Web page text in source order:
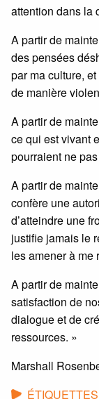
attention dans la
A partir de
des pensées
par ma culture,
de manière
A partir de
ce qui est vivant
pourraient ne
A partir de
confère une
d’atteindre une
justifie jamais le
les amener à me
A partir de
satisfaction de
dialogue et de
ressources. »
Marshall